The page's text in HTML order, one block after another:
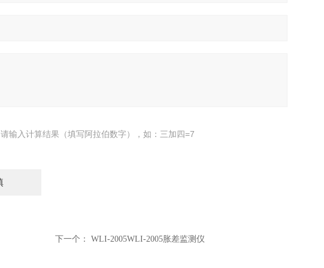
请输入计算结果（填写阿拉伯数字），如：三加四=7
下一个： WLI-2005WLI-2005胀差监测仪